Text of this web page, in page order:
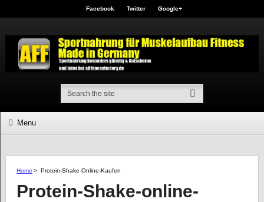
Facebook Twitter Google+
Menu
Home > Protein-Shake-Online-Kaufen
Protein-Shake-online-